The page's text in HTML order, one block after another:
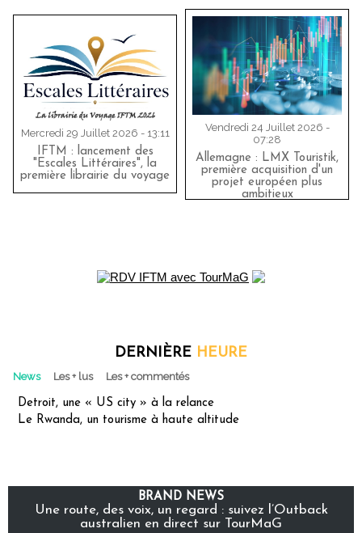
Mercredi 29 Juillet 2026 - 13:11
IFTM : lancement des
"Escales Littéraires", la
première librairie du voyage
Vendredi 24 Juillet 2026 -
07:28
Allemagne : LMX Touristik,
première acquisition d'un
projet européen plus
ambitieux
DERNIÈRE HEURE
News Les + lus Les + commentés
Detroit, une « US city » à la relance
Le Rwanda, un tourisme à haute altitude
BRAND NEWS
Une route, des voix, un regard : suivez l’Outback
australien en direct sur TourMaG